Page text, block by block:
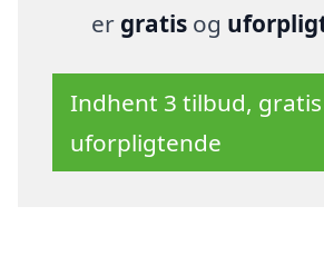
er gratisog
Indhent 3 tilbud,
uforpligtende